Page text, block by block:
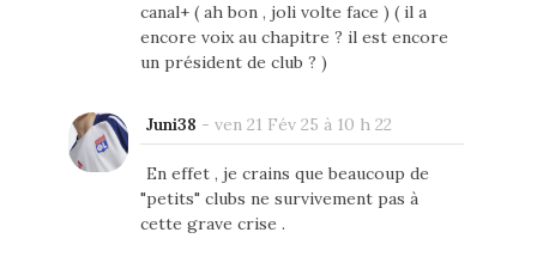
canal+ ( ah bon , joli volte face ) ( il a
encore voix au chapitre ? il est encore
un président de club ? )
Juni38 - ven 21 Fév 25 à 10 h 22
En effet , je crains que beaucoup de
"petits" clubs ne survivement pas à
cette grave crise .